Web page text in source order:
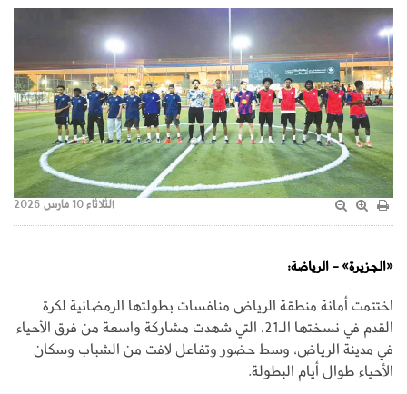
الثلاثاء 10 مارس 2026
«الجزيرة» - الرياضة:
اختتمت أمانة منطقة الرياض منافسات بطولتها الرمضانية لكرة
القدم في نسختها الـ21، التي شهدت مشاركة واسعة من فرق الأحياء
في مدينة الرياض، وسط حضور وتفاعل لافت من الشباب وسكان
الأحياء طوال أيام البطولة.